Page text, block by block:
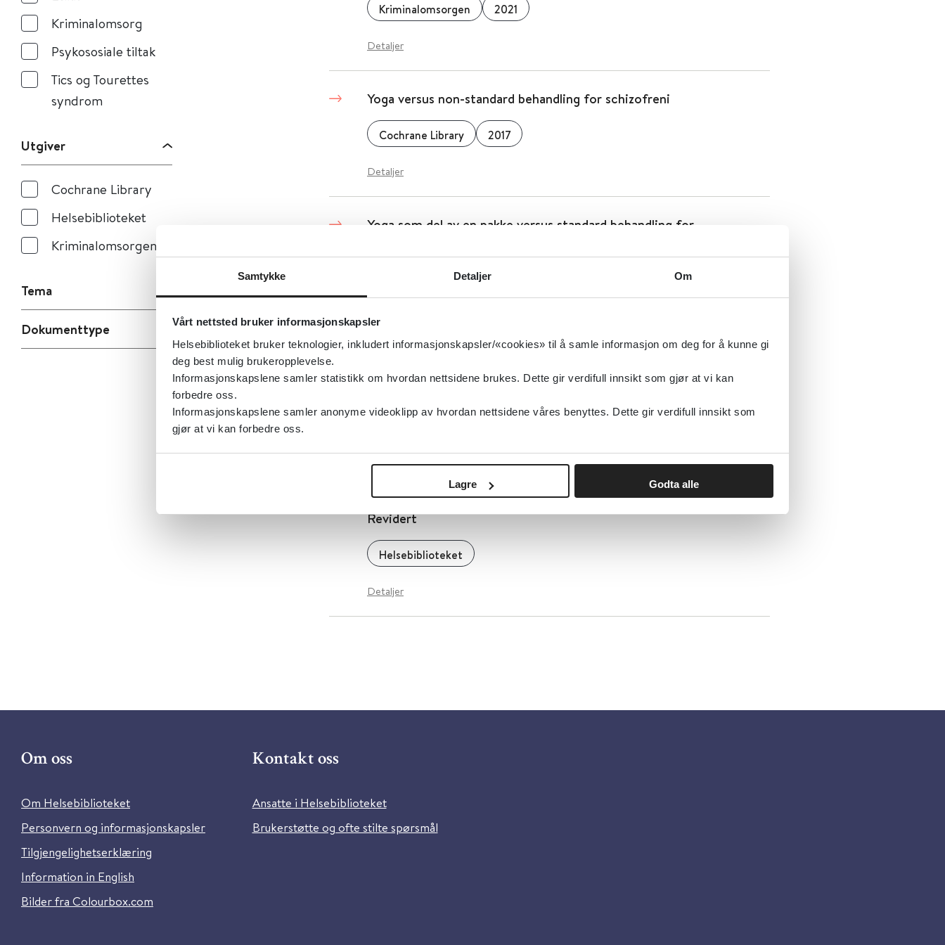
Samtykke Detaljer Om
Vårt nettsted bruker informasjonskapsler
Helsebiblioteket bruker teknologier, inkludert informasjonskapsler/«cookies» til å samle informasjon om deg for å kunne gi
deg best mulig brukeropplevelse.
Informasjonskapslene samler statistikk om hvordan nettsidene brukes. Dette gir verdifull innsikt som gjør at vi kan
forbedre oss.
Informasjonskapslene samler anonyme videoklipp av hvordan nettsidene våres benyttes. Dette gir verdifull innsikt som
gjør at vi kan forbedre oss.
Lagre Godta alle
Kriminalomsorg
Psykososiale tiltak
Tics og Tourettes
syndrom
Utgiver
Cochrane Library
Helsebiblioteket
Kriminalomsorgen
Tema
Dokumenttype
Kriminalomsorgen 2021
Detaljer
Yoga versus non-standard behandling for schizofreni
Cochrane Library 2017
Detaljer
Yoga som del av en pakke versus standard behandling for
Cochrane Library 2017
Detaljer
YGTSS-R - Yale Global Tic Severity Scale -Revidert
Helsebiblioteket
YGTSS-R - Skåringsmanual - Yale Global Tic Severity Scale -
Revidert
Helsebiblioteket
Detaljer
Om oss
Om Helsebiblioteket
Personvern og informasjonskapsler
Tilgjengelighetserklæring
Information in English
Bilder fra Colourbox.com
Kontakt oss
Ansatte i Helsebiblioteket
Brukerstøtte og ofte stilte spørsmål